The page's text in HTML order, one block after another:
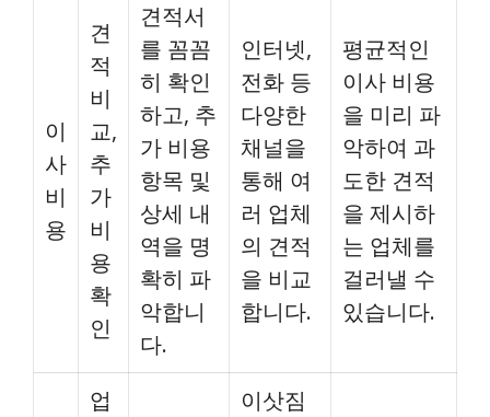
이
사
비
용
견
적
비
교,
추
가
비
용
확
인
견적서
를 꼼꼼
히 확인
하고, 추
가 비용
항목 및
상세 내
역을 명
확히 파
악합니
다.
인터넷,
전화 등
다양한
채널을
통해 여
러 업체
의 견적
을 비교
합니다.
평균적인
이사 비용
을 미리 파
악하여 과
도한 견적
을 제시하
는 업체를
걸러낼 수
있습니다.
업
이삿짐